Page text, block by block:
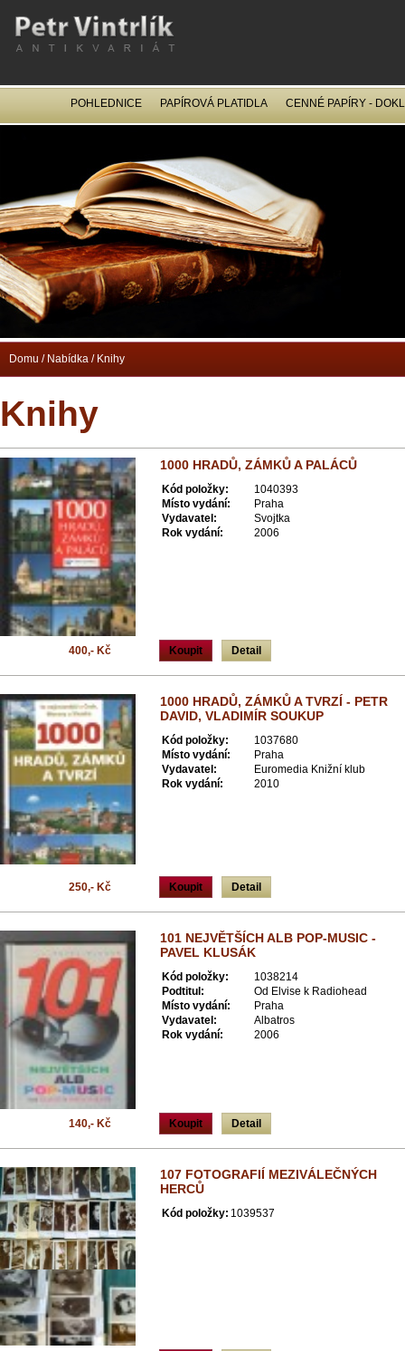
Knihy
1000 HRADŮ, ZÁMKŮ A PALÁCŮ
Kód položky:
1040393
Místo vydání:
Praha
Vydavatel:
Svojtka
Rok vydání:
2006
Koupit Detail
400,- Kč
1000 HRADŮ, ZÁMKŮ A TVRZÍ - PETR
DAVID, VLADIMÍR SOUKUP
Kód položky:
1037680
Místo vydání:
Praha
Vydavatel:
Euromedia Knižní klub
Rok vydání:
2010
Koupit Detail
250,- Kč
101 NEJVĚTŠÍCH ALB POP-MUSIC -
PAVEL KLUSÁK
Kód položky:
1038214
Podtitul:
Od Elvise k Radiohead
Místo vydání:
Praha
Vydavatel:
Albatros
Rok vydání:
2006
Koupit Detail
140,- Kč
107 FOTOGRAFIÍ MEZIVÁLEČNÝCH
HERCŮ
Kód položky: 1039537
POHLEDNICE PAPÍROVÁ PLATIDLA CENNÉ PAPÍRY -
Domu / Nabídka / Knihy